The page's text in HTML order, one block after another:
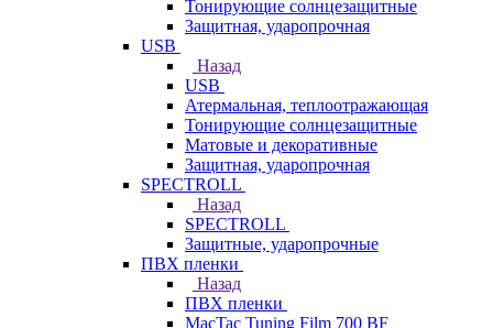
Тонирующие солнцезащитные
Защитная, ударопрочная
USB
Назад
USB
Атермальная, теплоотражающая
Тонирующие солнцезащитные
Матовые и декоративные
Защитная, ударопрочная
SPECTROLL
Назад
SPECTROLL
Защитные, ударопрочные
ПВХ пленки
Назад
ПВХ пленки
MacTac Tuning Film 700 BF